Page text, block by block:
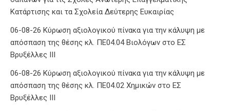
Κατάρτισης και τα Σχολεία Δεύτερης Ευκαιρίας
06-08-26 Κύρωση αξιολογικού πίνακα για την κάλυψη με
απόσπαση της θέσης κλ. ΠΕ04.04 Βιολόγων στο ΕΣ
Βρυξέλλες ΙΙΙ
06-08-26 Κύρωση αξιολογικού πίνακα για την κάλυψη με
απόσπαση της θέσης κλ. ΠΕ04.02 Χημικών στο ΕΣ
Βρυξέλλες ΙΙΙ